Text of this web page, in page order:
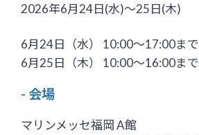
2026年6月24日(水)～25日(木)
6月24日（水） 10:00～17:00まで
6月25日（木） 10:00～16:00まで
- 会場
マリンメッセ福岡 A館